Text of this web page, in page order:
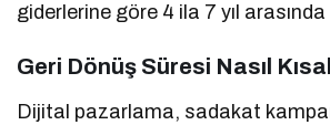
giderlerine göre 4 ila 7 yıl arasında
Geri Dönüş Süresi Nasıl
Dijital pazarlama, sadakat